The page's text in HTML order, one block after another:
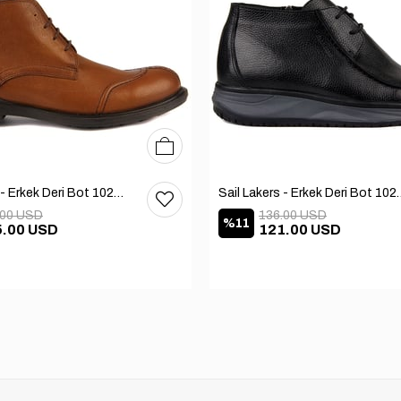
Sail Lakers - Erkek Deri Bot 102-1599-1458
USD
USD
40 41
Sail Lakers
%11 121.00 USD
136.00 USD